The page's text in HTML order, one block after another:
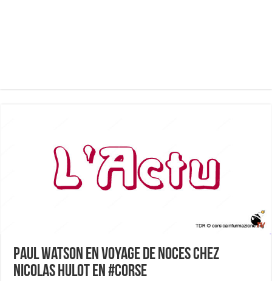
Paul Watson en voyage de noces chez
Nicolas Hulot en #Corse